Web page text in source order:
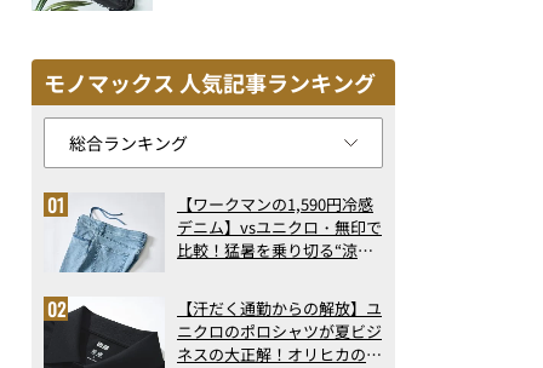
モノマックス 人気記事ランキング
【ワークマンの1,590円冷感
デニム】vsユニクロ・無印で
比較！猛暑を乗り切る“涼感
で決定版
【汗だく通勤からの解放】ユ
ニクロのポロシャツが夏ビジ
ネスの大正解！オリヒカの透